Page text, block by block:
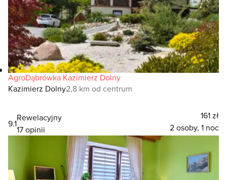
AgroDąbrówka Kazimierz Dolny
Kazimierz Dolny2,8 km od centrum
9.1
Rewelacyjny
17 opinii
161 zł
2 osoby, 1 noc